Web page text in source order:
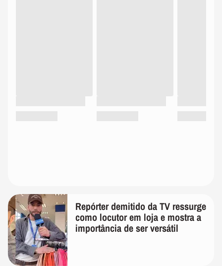
Repórter demitido da TV ressurge
como locutor em loja e mostra a
importância de ser versátil